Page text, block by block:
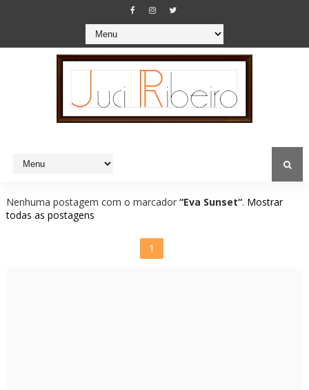
Nenhuma postagem com o marcador “Eva Sunset“. Mostrar
todas as postagens
1